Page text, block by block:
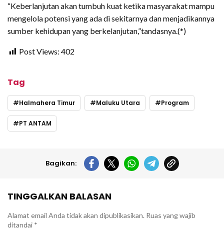
“Keberlanjutan akan tumbuh kuat ketika masyarakat mampu
mengelola potensi yang ada di sekitarnya dan menjadikannya
sumber kehidupan yang berkelanjutan,”tandasnya.(*)
Post Views: 402
Tag
Halmahera Timur Maluku Utara Program
PT ANTAM
Bagikan:
TINGGALKAN BALASAN
Alamat email Anda tidak akan dipublikasikan. Ruas yang wajib
ditandai *